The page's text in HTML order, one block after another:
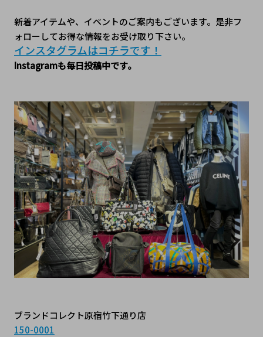
新着アイテムや、イベントのご案内もございます。是非フ
ォローしてお得な情報をお受け取り下さい。
インスタグラムはコチラです！﻿
Instagramも毎日投稿中です。
ブランドコレクト原宿竹下通り店
150-0001